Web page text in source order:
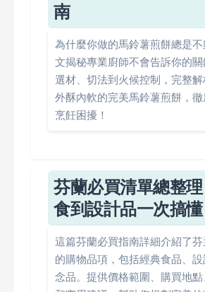
南
為什麼你做的馬鈴薯煎餅總是
文揭秘專業廚師不會告訴你的
選材、切法到火候控制，完整解
外酥內軟的完美馬鈴薯煎餅，
烹飪困擾！
芬蘭必買清單總整
食到設計品一次搞懂
這篇芬蘭必買指南詳細介紹了芬
的購物品項，包括經典食品、
念品。提供價格範圍、購買地